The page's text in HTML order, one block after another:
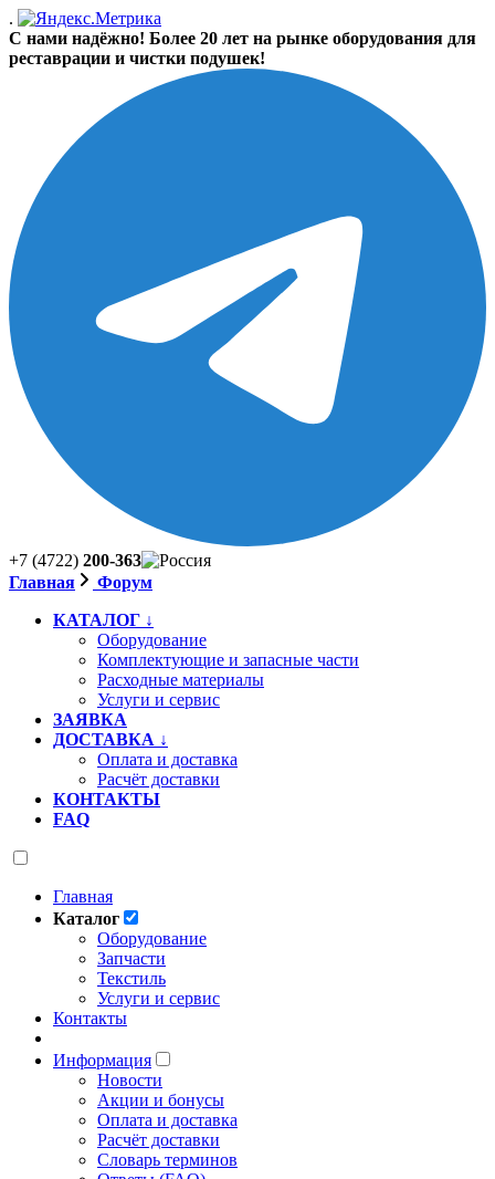
.
С нами надёжно! Более 20 лет на рынке оборудования для
реставрации и чистки подушек!
+7 (4722) 200-363
Главная
Форум
КАТАЛОГ ↓
Оборудование
Комплектующие и запасные части
Расходные материалы
Услуги и сервис
ЗАЯВКА
ДОСТАВКА ↓
Оплата и доставка
Расчёт доставки
КОНТАКТЫ
FAQ
Главная
Каталог
Оборудование
Запчасти
Текстиль
Услуги и сервис
Контакты
Информация
Новости
Акции и бонусы
Оплата и доставка
Расчёт доставки
Словарь терминов